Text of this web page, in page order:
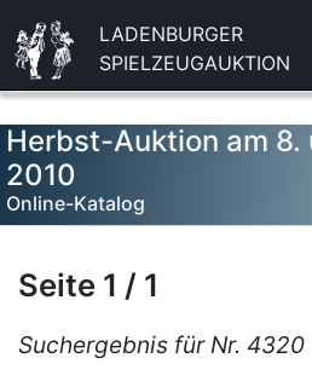
LADENBURGER
SPIELZEUGAUKTION
Herbst-Auktion am 8.
2010
Online-Katalog
Seite 1 / 1
Suchergebnis für Nr. 4320